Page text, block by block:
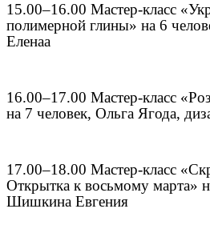
15.00–16.00 Мастер-класс
полимерной глины» на 6
Еленаа
16.00–17.00 Мастер-класс
на 7 человек, Ольга Ягода,
17.00–18.00 Мастер-класс
Открытка к восьмому марта»
Шишкина Евгения